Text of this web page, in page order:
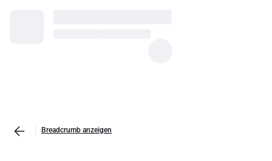
Breadcrumb anzeigen